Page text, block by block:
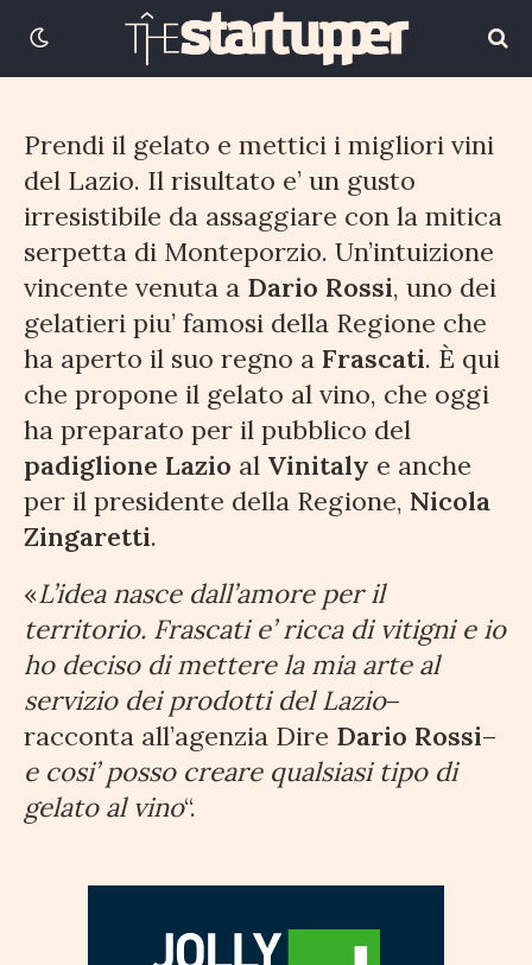
16 APRILE 2018 2 MINUTI DI LETTURA
Prendi il gelato e mettici i migliori vini
del Lazio. Il risultato e’ un gusto
irresistibile da assaggiare con la mitica
serpetta di Monteporzio. Un’intuizione
vincente venuta a Dario Rossi, uno dei
gelatieri piu’ famosi della Regione che
ha aperto il suo regno a Frascati. È qui
che propone il gelato al vino, che oggi
ha preparato per il pubblico del
padiglione Lazio al Vinitaly e anche
per il presidente della Regione, Nicola
Zingaretti.
«L’idea nasce dall’amore per il
territorio. Frascati e’ ricca di vitigni e io
ho deciso di mettere la mia arte al
servizio dei prodotti del Lazio–
racconta all’agenzia Dire Dario Rossi–
e cosi’ posso creare qualsiasi tipo di
gelato al vino“.